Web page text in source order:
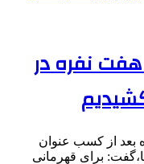
هفت نفره در
بعد از کسب عنوان
برای قهرمانی